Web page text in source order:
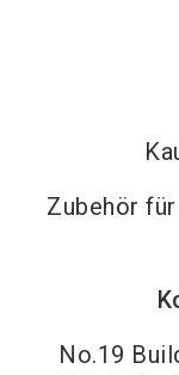
Zubehör
No.19